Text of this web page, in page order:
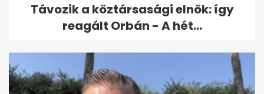
Távozik a köztársasági elnök: így
reagált Orbán - A hét...